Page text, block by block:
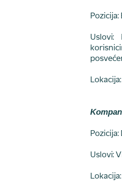
Uslovi:
Uslovi: